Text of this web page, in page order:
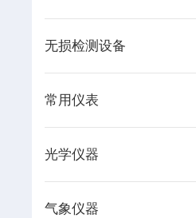
无损检测设备
常用仪表
光学仪器
气象仪器